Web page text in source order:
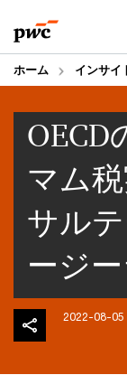
to
content
to
footer
ホーム インサイ
OECD
マム
サル
ージー
2022-08-05